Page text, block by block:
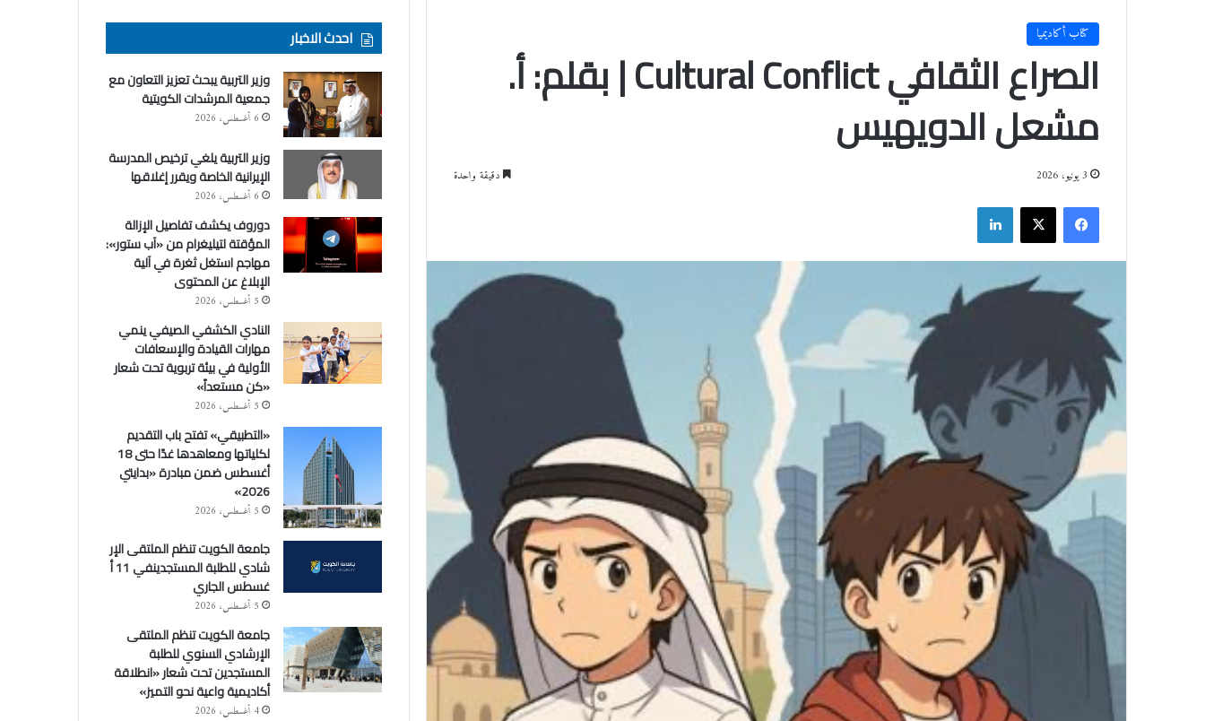
كتاب أكاديميا
الصراع الثقافي Cultural Conflict | بقلم: أ.
مشعل الدويهيس
3 يونيو، 2026 دقيقة واحدة
فيسبوك ‫X لينكدإن
احدث الاخبار
وزير التربية يبحث تعزيز التعاون مع
جمعية المرشدات الكويتية
6 أغسطس، 2026
وزير التربية يلغي ترخيص المدرسة
الإيرانية الخاصة ويقرر إغلاقها
6 أغسطس، 2026
دوروف يكشف تفاصيل الإزالة
المؤقتة لتيليغرام من «آب ستور»:
مهاجم استغل ثغرة في آلية
الإبلاغ عن المحتوى
5 أغسطس، 2026
النادي الكشفي الصيفي ينمي
مهارات القيادة والإسعافات
الأولية في بيئة تربوية تحت شعار
«كن مستعداً»
5 أغسطس، 2026
«التطبيقي» تفتح باب التقديم
لكلياتها ومعاهدها غدًا حتى 18
أغسطس ضمن مبادرة «بدايتي
2026»
5 أغسطس، 2026
جامعة الكويت تنظم الملتقى الإر
شادي للطلبة المستجدينفي 11 أ
غسطس الجاري
5 أغسطس، 2026
جامعة الكويت تنظم الملتقى
الإرشادي السنوي للطلبة
المستجدين تحت شعار «انطلاقة
أكاديمية واعية نحو التميز»
4 أغسطس، 2026